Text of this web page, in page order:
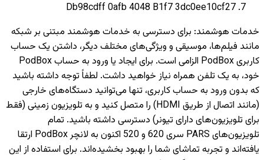
Db98cdff 0afb 4048 B1f7 3dc0ee10cf27
خدمات هوشمند: برای دسترسی به خدمات هوشمند مبتنی بر شبکه
مانند فیلم‌ها، موسیقی و ویژگی‌های مختلف دیگر، داشتن یک حساب
کاربری PodBox الزامی است. برای ایجاد یا ورود به حساب PodBox
خود، به یک تلفن همراه نیاز خواهید داشت. لطفاً توجه داشته باشید
که بدون ورود به حساب کاربری، تنها می‌توانید دستگاه‌های خارجی
(مانند اتصال از طریق HDMI) را متصل کنید و به تلویزیون‌ زمینی (فقط
برای تلویزیون‌های دارای تیونر) دسترسی داشته باشید. تمام
تلویزیون‌های PARS سری 620 و 520 اکنون به لانچر PodBox ارتقا
یافته‌اند و تجربه تماشای شما را بهبود بخشیده‌اند. برای استفاده از این